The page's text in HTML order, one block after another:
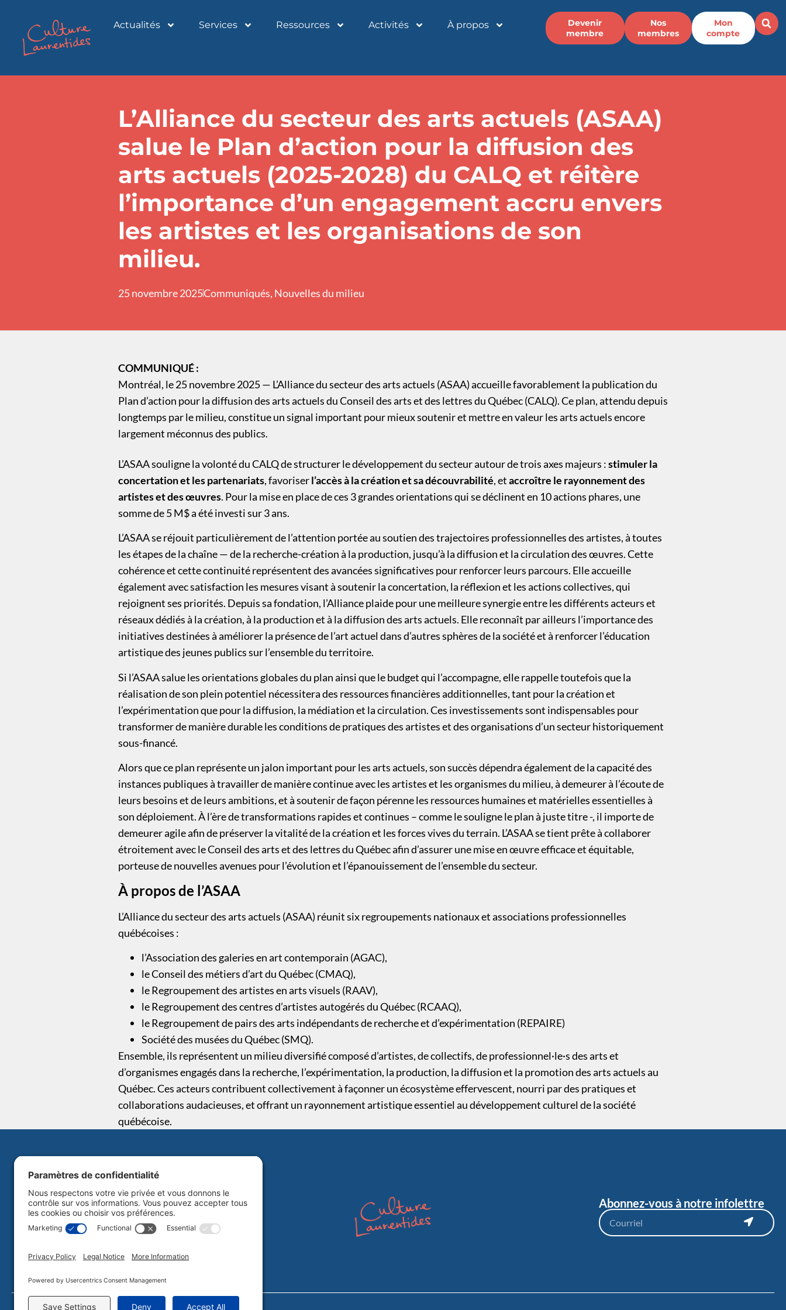
Actualités Services Ressources Activités À propos
Devenir
membre
Nos
membres
Mon
compte
L’Alliance du secteur des arts actuels (ASAA)
salue le Plan d’action pour la diffusion des
arts actuels (2025-2028) du CALQ et réitère
l’importance d’un engagement accru envers
les artistes et les organisations de son
milieu.
25 novembre 2025Communiqués, Nouvelles du milieu
COMMUNIQUÉ :
Montréal, le 25 novembre 2025 — L’Alliance du secteur des arts actuels (ASAA) accueille favorablement la publication du
Plan d’action pour la diffusion des arts actuels du Conseil des arts et des lettres du Québec (CALQ). Ce plan, attendu depuis
longtemps par le milieu, constitue un signal important pour mieux soutenir et mettre en valeur les arts actuels encore
largement méconnus des publics.
L’ASAA souligne la volonté du CALQ de structurer le développement du secteur autour de trois axes majeurs :stimuler la
concertation et les partenariats, favoriserl’accès à la création et sa découvrabilité, etaccroître le rayonnement des
artistes et des œuvres. Pour la mise en place de ces 3 grandes orientations qui se déclinent en 10 actions phares, une
somme de 5 M$ a été investi sur 3 ans.
L’ASAA se réjouit particulièrement de l’attention portée au soutien des trajectoires professionnelles des artistes, à toutes
les étapes de la chaîne — de la recherche-création à la production, jusqu’à la diffusion et la circulation des œuvres. Cette
cohérence et cette continuité représentent des avancées significatives pour renforcer leurs parcours. Elle accueille
également avec satisfaction les mesures visant à soutenir la concertation, la réflexion et les actions collectives, qui
rejoignent ses priorités. Depuis sa fondation, l’Alliance plaide pour une meilleure synergie entre les différents acteurs et
réseaux dédiés à la création, à la production et à la diffusion des arts actuels. Elle reconnaît par ailleurs l’importance des
initiatives destinées à améliorer la présence de l’art actuel dans d’autres sphères de la société et à renforcer l’éducation
artistique des jeunes publics sur l’ensemble du territoire.
Si l’ASAA salue les orientations globales du plan ainsi que le budget qui l’accompagne, elle rappelle toutefois que la
réalisation de son plein potentiel nécessitera des ressources financières additionnelles, tant pour la création et
l’expérimentation que pour la diffusion, la médiation et la circulation. Ces investissements sont indispensables pour
transformer de manière durable les conditions de pratiques des artistes et des organisations d’un secteur historiquement
sous-financé.
Alors que ce plan représente un jalon important pour les arts actuels, son succès dépendra également de la capacité des
instances publiques à travailler de manière continue avec les artistes et les organismes du milieu, à demeurer à l’écoute de
leurs besoins et de leurs ambitions, et à soutenir de façon pérenne les ressources humaines et matérielles essentielles à
son déploiement. À l’ère de transformations rapides et continues – comme le souligne le plan à juste titre -, il importe de
demeurer agile afin de préserver la vitalité de la création et les forces vives du terrain. L’ASAA se tient prête à collaborer
étroitement avec le Conseil des arts et des lettres du Québec afin d’assurer une mise en œuvre efficace et équitable,
porteuse de nouvelles avenues pour l’évolution et l’épanouissement de l’ensemble du secteur.
À propos de l’ASAA
L’Alliance du secteur des arts actuels (ASAA) réunit six regroupements nationaux et associations professionnelles
québécoises :
l’Association des galeries en art contemporain (AGAC),
le Conseil des métiers d’art du Québec (CMAQ),
le Regroupement des artistes en arts visuels (RAAV),
le Regroupement des centres d’artistes autogérés du Québec (RCAAQ),
le Regroupement de pairs des arts indépendants de recherche et d’expérimentation (REPAIRE)
Société des musées du Québec (SMQ).
Ensemble, ils représentent un milieu diversifié composé d’artistes, de collectifs, de professionnel·le·s des arts et
d’organismes engagés dans la recherche, l’expérimentation, la production, la diffusion et la promotion des arts actuels au
Québec. Ces acteurs contribuent collectivement à façonner un écosystème effervescent, nourri par des pratiques et
collaborations audacieuses, et offrant un rayonnement artistique essentiel au développement culturel de la société
québécoise.
Abonnez-vous à notre infolettre